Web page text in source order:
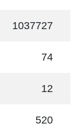
1037727
74
12
520